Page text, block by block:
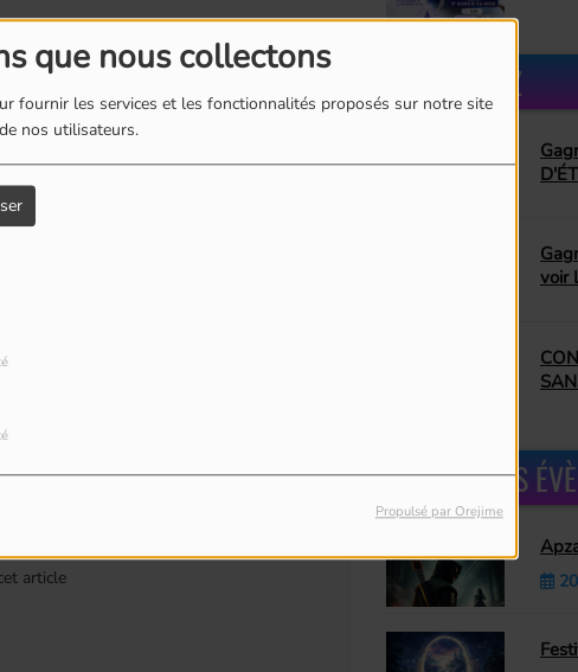
que nous collectons
fournir les services et les fonctionnalités proposés sur notre site
nos utilisateurs.
Propulsé par Orejime
article
PARTICIPEZ
voir
PROCHAINS
20